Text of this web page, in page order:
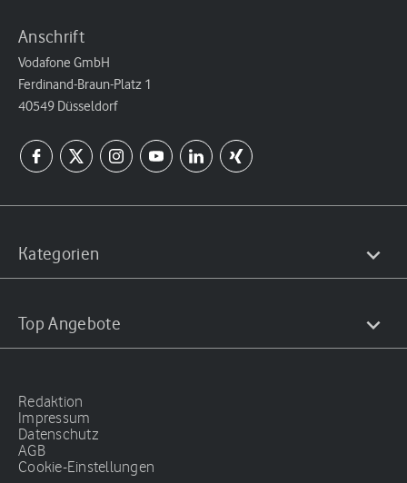
Anschrift
Vodafone GmbH
Ferdinand-Braun-Platz 1
40549 Düsseldorf
Kategorien
Top Angebote
Redaktion
Impressum
Datenschutz
AGB
Cookie-Einstellungen